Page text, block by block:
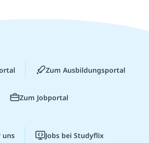
Zum Ausbildungsportal
Zum Jobportal
uns Jobs bei Studyflix